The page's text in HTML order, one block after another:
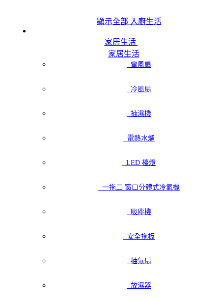
顯示全部 入廚生活
家居生活
家居生活
電風扇
冷風扇
抽濕機
電熱水爐
LED 檯燈
一拖二 窗口分體式冷氣機
吸塵機
安全拖板
抽氣扇
放濕器